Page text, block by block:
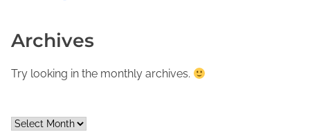
Archives
Try looking in the monthly archives.
A